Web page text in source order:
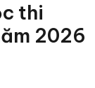
thi
2026